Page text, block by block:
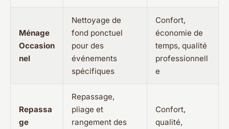
Ménage
Occasion
nel
Nettoyage de
fond ponctuel
pour des
événements
spécifiques
Confort,
économie de
temps, qualité
professionnell
e
Repassa
ge
Repassage,
pliage et
rangement des
Confort,
qualité,